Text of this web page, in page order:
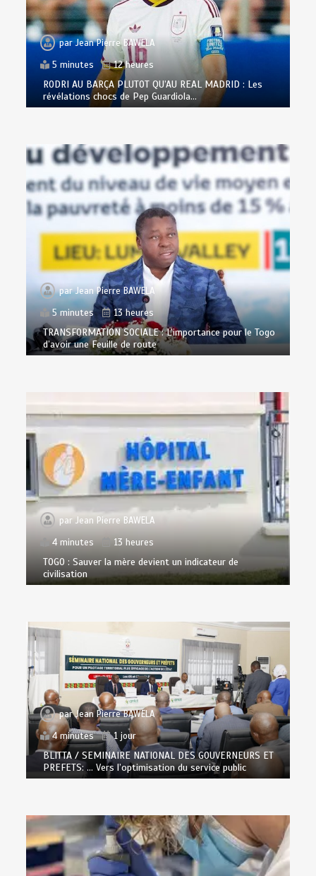
parJean Pierre BAWELA
5 minutes
12 heures
RODRI AU BARÇA PLUTOT QU’AU REAL MADRID : Les
révélations chocs de Pep Guardiola…
parJean Pierre BAWELA
5 minutes
13 heures
TRANSFORMATION SOCIALE : L’importance pour le Togo
d’avoir une Feuille de route
parJean Pierre BAWELA
4 minutes
13 heures
TOGO : Sauver la mère devient un indicateur de
civilisation
parJean Pierre BAWELA
4 minutes
1 jour
BLITTA / SEMINAIRE NATIONAL DES GOUVERNEURS ET
PREFETS: … Vers l’optimisation du service public